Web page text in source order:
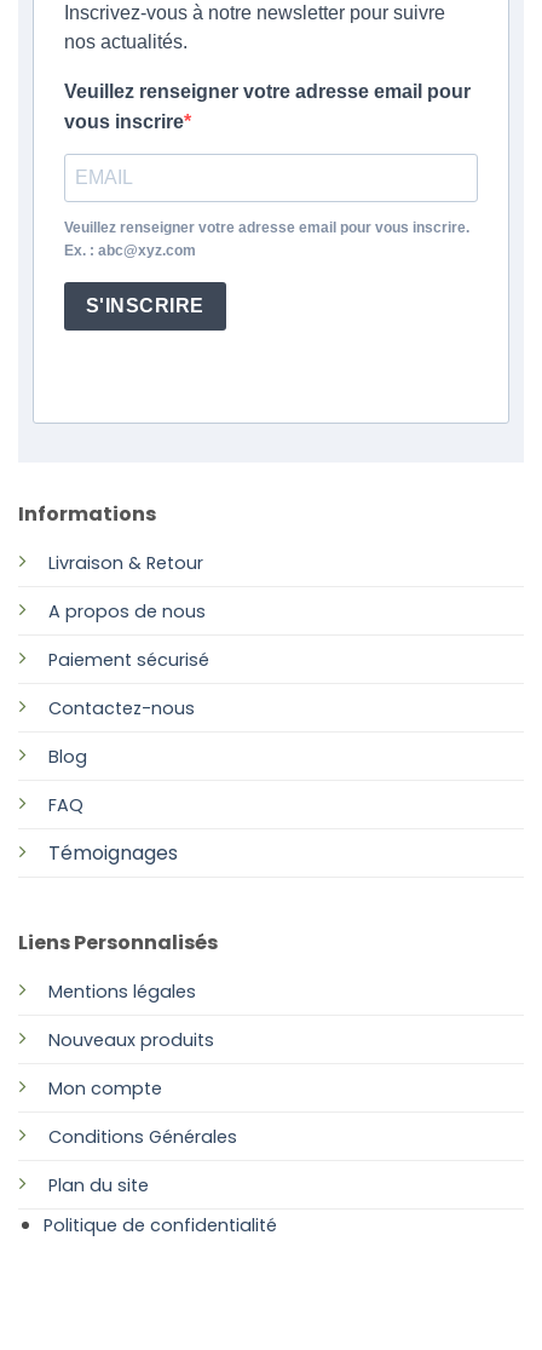
Informations
Livraison & Retour
A propos de nous
Paiement sécurisé
Contactez-nous
Blog
FAQ
Témoignages
Liens Personnalisés
Mentions légales
Nouveaux produits
Mon compte
Conditions Générales
Plan du site
Politique de confidentialité
Inscrivez-vous à notre newsletter pour suivre
nos actualités.
Veuillez renseigner votre adresse email pour
vous inscrire
Veuillez renseigner votre adresse email pour vous inscrire.
Ex. : abc@xyz.com
S'INSCRIRE